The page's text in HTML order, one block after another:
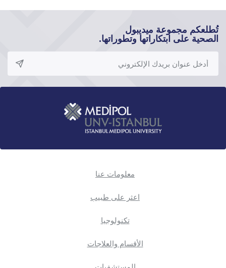
تُطلعكم مجموعة ميديبول
الصحية على ابتكاراتها وتطوراتها.
معلومات عنا
اعثر على طبيب
تكنولوجيا
الأقسام والعلاجات